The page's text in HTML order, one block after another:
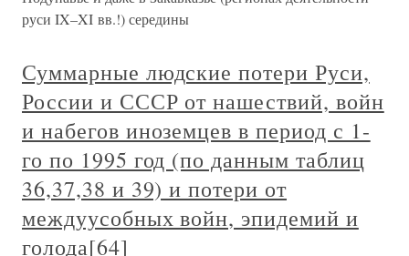
руси IX–XI вв.!) середины
Суммарные людские потери Руси,
России и СССР от нашествий, войн
и набегов иноземцев в период с 1-
го по 1995 год (по данным таблиц
36,37,38 и 39) и потери от
междуусобных войн, эпидемий и
голода[64]